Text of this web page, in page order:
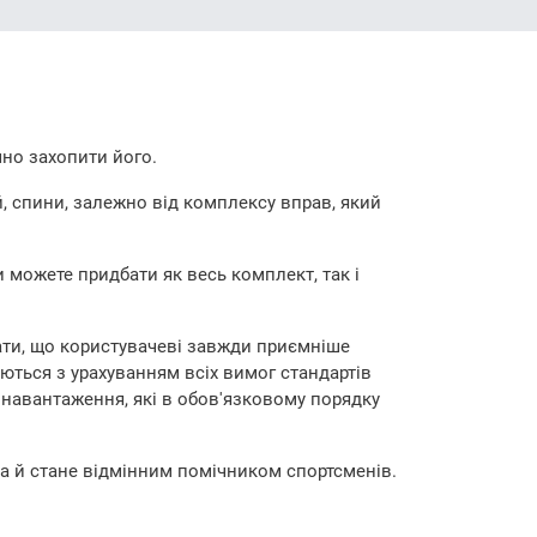
захопити його.
спини, залежно від комплексу вправ, який
придбати як весь комплект, так і
що користувачеві завжди приємніше
з урахуванням всіх вимог стандартів
навантаження, які в обов'язковому порядку
й стане відмінним помічником спортсменів.